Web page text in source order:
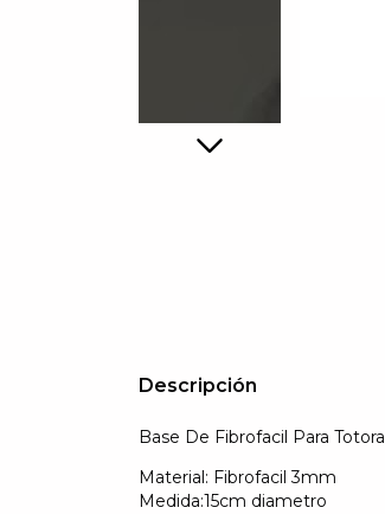
Descripción
Base De Fibrofacil Para Totora
Material: Fibrofacil 3mm
Medida:15cm diametro